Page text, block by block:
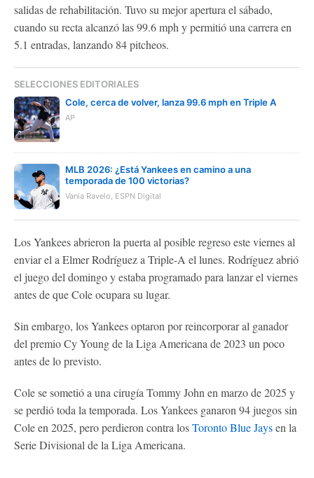
salidas de rehabilitación. Tuvo su mejor apertura el sábado,
cuando su recta alcanzó las 99.6 mph y permitió una carrera en
5.1 entradas, lanzando 84 pitcheos.
SELECCIONES EDITORIALES
Cole, cerca de volver, lanza 99.6 mph en Triple A
AP
MLB 2026: ¿Está Yankees en camino a una
temporada de 100 victorias?
Vania Ravelo, ESPN Digital
Los Yankees abrieron la puerta al posible regreso este viernes al
enviar el a Elmer Rodríguez a Triple-A el lunes. Rodríguez abrió
el juego del domingo y estaba programado para lanzar el viernes
antes de que Cole ocupara su lugar.
Sin embargo, los Yankees optaron por reincorporar al ganador
del premio Cy Young de la Liga Americana de 2023 un poco
antes de lo previsto.
Cole se sometió a una cirugía Tommy John en marzo de 2025 y
se perdió toda la temporada. Los Yankees ganaron 94 juegos sin
Cole en 2025, pero perdieron contra losToronto Blue Jaysen la
Serie Divisional de la Liga Americana.